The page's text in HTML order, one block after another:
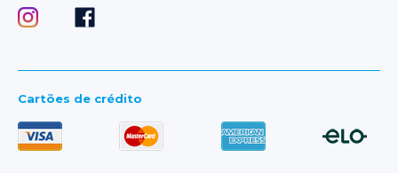
Cartões de crédito